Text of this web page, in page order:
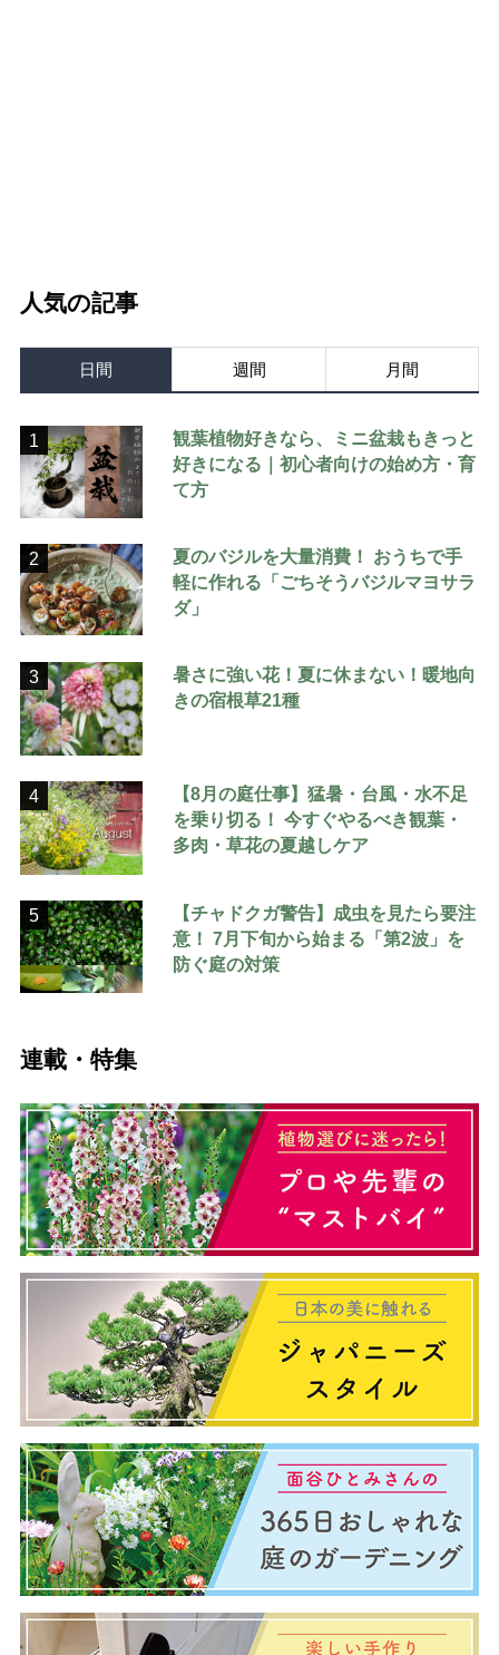
人気の記事
日間 週間 月間
1
観葉植物好きなら、ミニ盆栽もきっと
好きになる｜初心者向けの始め方・育
て方
2
夏のバジルを大量消費！ おうちで手
軽に作れる「ごちそうバジルマヨサラ
ダ」
3
暑さに強い花！夏に休まない！暖地向
きの宿根草21種
4
【8月の庭仕事】猛暑・台風・水不足
を乗り切る！ 今すぐやるべき観葉・
多肉・草花の夏越しケア
5
【チャドクガ警告】成虫を見たら要注
意！ 7月下旬から始まる「第2波」を
防ぐ庭の対策
連載・特集